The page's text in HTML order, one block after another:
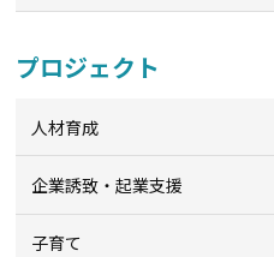
プロジェクト
人材育成
企業誘致・起業支援
子育て